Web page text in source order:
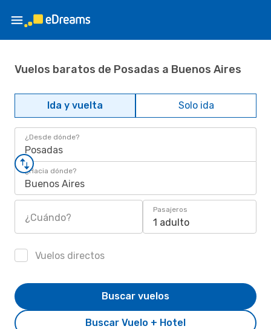
Vuelos baratos de Posadas a Buenos Aires
Ida y vuelta Solo ida
¿Desde dónde?
Posadas
¿Hacia dónde?
Buenos Aires
¿Cuándo?
Pasajeros
1 adulto
Vuelos directos
Buscar Vuelo + Hotel
Buscar vuelos